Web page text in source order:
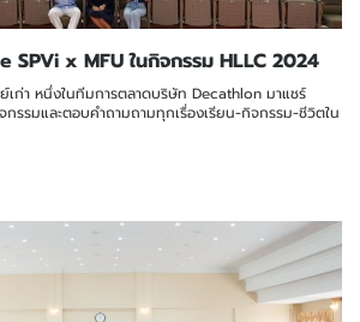
SPVi x MFU ในกิจกรรม HLLC 2024
ก่า หนึ่งในทีมการตลาดบริษัท Decathlon มาแชร์
กรรมและตอบคำถามถามทุกเรื่องเรียน-กิจกรรม-ชีวิตใน